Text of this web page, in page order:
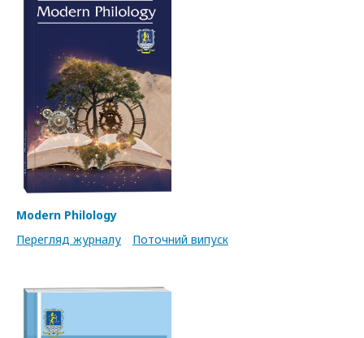
Modern Philology
Перегляд журналу
Поточний випуск